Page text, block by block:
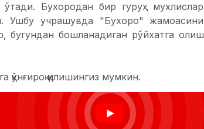
Бухородан бир гуруҳ мухлислар
Ушбу учрашувда "Бухоро" жамоасини
бугундан бошланадиган рўйхатга олиш
қилишингиз мумкин.